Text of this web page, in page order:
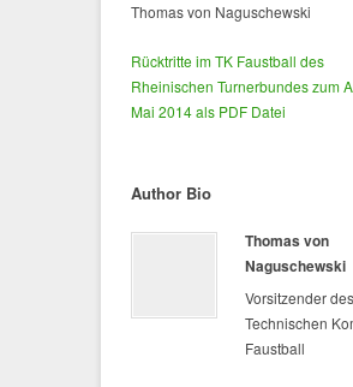
Thomas von Naguschewski
Rücktritte im TK Faustball des
Rheinischen Turnerbundes zum
Mai 2014 als PDF Datei
Author Bio
Thomas von
Naguschewski
Vorsitzender des
Technischen
Faustball